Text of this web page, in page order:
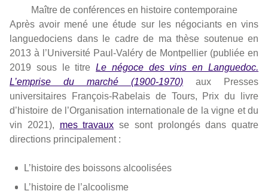
Maître de conférences en histoire contemporaine
Après avoir mené une étude sur les négociants en vins
languedociens dans le cadre de ma thèse soutenue en
2013 à l’Université Paul-Valéry de Montpellier (publiée en
2019 sous le titreLe négoce des vins en Languedoc.
L’emprise du marché (1900-1970) aux Presses
universitaires François-Rabelais de Tours, Prix du livre
d’histoire de l’Organisation internationale de la vigne et du
vin 2021), mes travaux se sont prolongés dans quatre
directions principalement :
L’histoire des boissons alcoolisées
L’histoire de l’alcoolisme